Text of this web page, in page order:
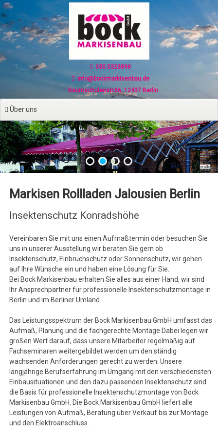
Zum
Inhalt
springen
030 5329898
info@bockmarkisenbau.de
Baumschulenstr.66, 12437 Berlin
Über uns
Markisen Rollladen Jalousien Berlin
Insektenschutz Konradshöhe
Vereinbaren Sie mit uns einen Aufmaßtermin oder besuchen Sie
uns in unserer Ausstellung wir beraten Sie gern ob
Insektenschutz, Einbruchschutz oder Sonnenschutz, wir gehen
auf Ihre Wünsche ein und haben eine Lösung für Sie.
Bei Bock Markisenbau erhalten Sie alles aus einer Hand, wir sind
Ihr Ansprechpartner für professionelle Insektenschutzmontage in
Berlin und im Berliner Umland.
Das Leistungsspektrum der Bock Markisenbau GmbH umfasst das
Aufmaß, Planung und die fachgerechte Montage Dabei legen wir
großen Wert darauf, dass unsere Mitarbeiter regelmäßig auf
Fachseminaren weitergebildet werden um den ständig
wachsenden Anforderungen gerecht zu werden. Unsere
langjährige Berufserfahrung im Umgang mit den verschiedensten
Einbausituationen und den dazu passenden Insektenschutz sind
die Basis für professionelle Insektenschutzmontage von Bock
Markisenbau GmbH. Die Bock Markisenbau GmbH liefert alle
Leistungen von Aufmaß, Beratung über Verkauf bis zur Montage
und den Elektroanschluss.